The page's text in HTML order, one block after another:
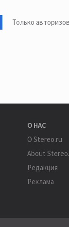
Только
О НАС
О Stereo.ru
About
Редакция
Реклама